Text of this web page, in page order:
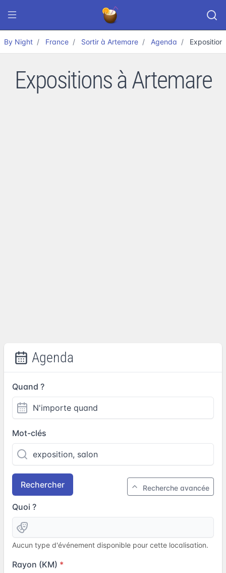
By Night France Sortir à Artemare Agenda Exposition
Expositions à Artemare
Agenda
Quand ?
Mot-clés
Rechercher Recherche avancée
Quoi ?
Aucun type d'événement disponible pour cette localisation.
Rayon (KM)